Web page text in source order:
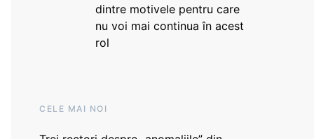
dintre motivele pentru care
nu voi mai continua în acest
rol
CELE MAI NOI